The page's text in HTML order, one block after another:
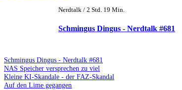
Nerdtalk / 2 Std. 19 Min.
Schmingus Dingus - Nerdtalk #681
Schmingus Dingus - Nerdtalk #681
NAS Speicher versprechen zu viel
Kleine KI-Skandale - der FAZ-Skandal
Auf den Lime gegangen